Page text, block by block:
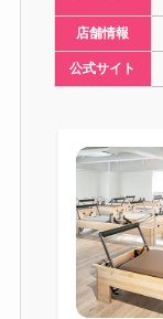
店舗情報
公式サイト